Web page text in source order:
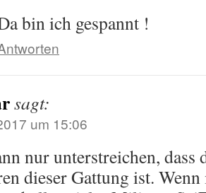
bin ich gespannt !
sagt:
um 15:06
nur unterstreichen, dass
dieser Gattung ist.